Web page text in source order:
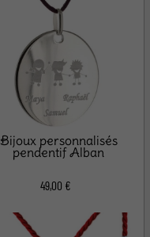
Bijoux personnalisés
pendentif Alban
49,00 €